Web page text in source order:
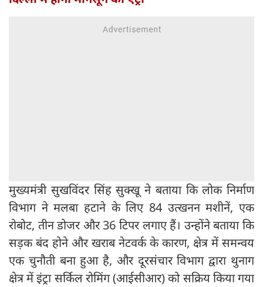
मुख्यमंत्री सुखविंदर सिंह सुक्खू ने बताया कि लोक निर्माण
विभाग ने मलबा हटाने के लिए 84 उत्खनन मशीनें, एक
रोबोट, तीन डोजर और 36 टिपर लगाए हैं। उन्होंने बताया कि
सड़क बंद होने और खराब नेटवर्क के कारण, क्षेत्र में समन्वय
एक चुनौती बना हुआ है, और दूरसंचार विभाग द्वारा थुनाग
क्षेत्र में इंट्रा सर्किल रोमिंग (आईसीआर) को सक्रिय किया गया